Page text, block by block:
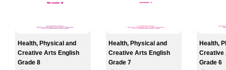
Health, Physical and
Creative Arts English
Grade 8
Health, Physical and
Creative Arts English
Grade 7
Health,
Creative
Grade 6